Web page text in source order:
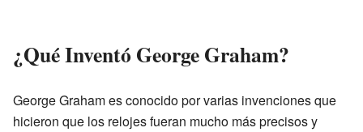
¿Qué Inventó George Graham?
George Graham es conocido por varias invenciones que
hicieron que los relojes fueran mucho más precisos y